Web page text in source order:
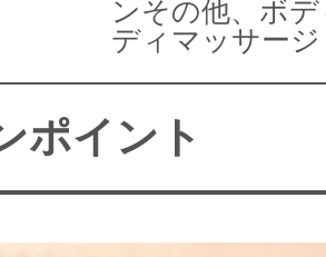
ンその他、ボ
ディマッサージ
ポイント